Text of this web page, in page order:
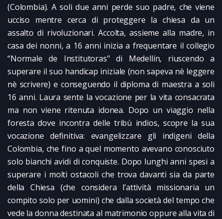
(Colombia). A soli due anni perde suo padre, che viene
ucciso mentre cerca di proteggere la chiesa da un
assalto di rivoluzionari. Accolta, assieme alla madre, in
casa dei nonni, a 16 anni inizia a frequentare il collegio
“Normale de Institutoras" di Medellín, riuscendo a
superare il suo handicap iniziale (non sapeva nè leggere
nè scrivere) e conseguendo il diploma di maestra a soli
16 anni. Laura sente la vocazione per la vita consacrata
ma non viene ritenuta idonea. Dopo un viaggio nella
foresta dove incontra delle tribù indios, scopre la sua
vocazione definitiva: evangelizzare gli indigeni della
Colombia, che fino a quel momento avevano conosciuto
solo bianchi avidi di conquiste. Dopo lunghi anni spesi a
superare i molti ostacoli che trova davanti sia da parte
della Chiesa (che considera l’attività missionaria un
compito solo per uomini) che dalla società del tempo che
vede la donna destinata al matrimonio oppure alla vita di